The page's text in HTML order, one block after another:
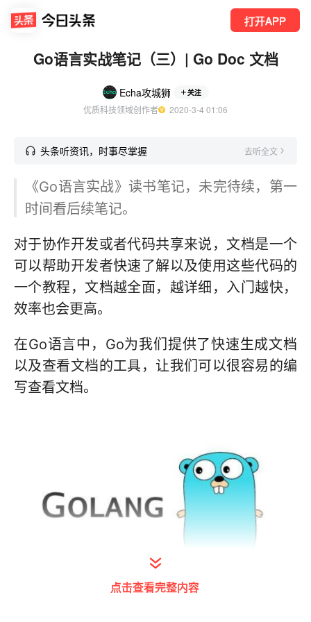
打开APP
Go语言实战笔记（三）| Go Doc 文档
Echa攻城狮 关注
优质科技领域创作者
  2020-3-4 01:06
头条听资讯，时事尽掌握 去听全文
《Go语言实战》读书笔记，未完待续，第一
时间看后续笔记。
对于协作开发或者代码共享来说，文档是一个
可以帮助开发者快速了解以及使用这些代码的
一个教程，文档越全面，越详细，入门越快，
效率也会更高。
在Go语言中，Go为我们提供了快速生成文档
以及查看文档的工具，让我们可以很容易的编
写查看文档。
点击查看完整内容